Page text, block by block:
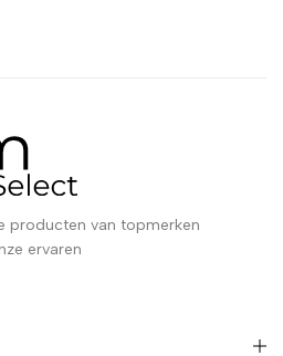
producten van topmerken
ervaren